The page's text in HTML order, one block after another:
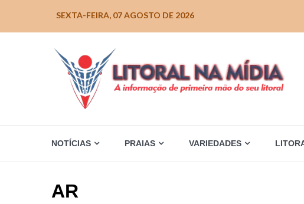
SEXTA-FEIRA, 07 AGOSTO DE 2026
NOTÍCIAS PRAIAS VARIEDADES
AR